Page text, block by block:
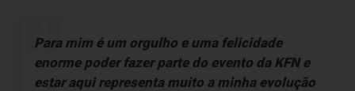
Para mim é um orgulho e uma felicidade
enorme poder fazer parte do evento da KFN e
estar aqui representa muito a minha evolução